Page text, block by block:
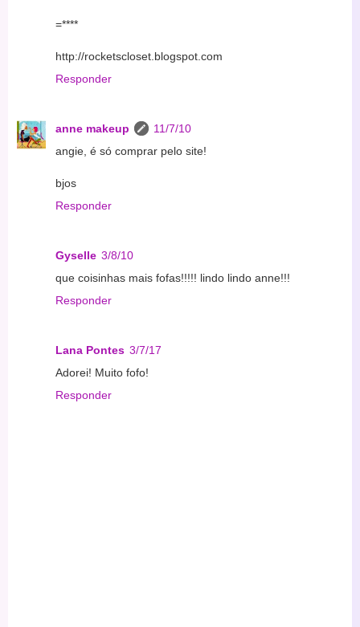
=****
http://rocketscloset.blogspot.com
Responder
anne makeup
11/7/10
angie, é só comprar pelo site!
bjos
Responder
Gyselle 3/8/10
que coisinhas mais fofas!!!!! lindo lindo anne!!!
Responder
Lana Pontes 3/7/17
Adorei! Muito fofo!
Responder